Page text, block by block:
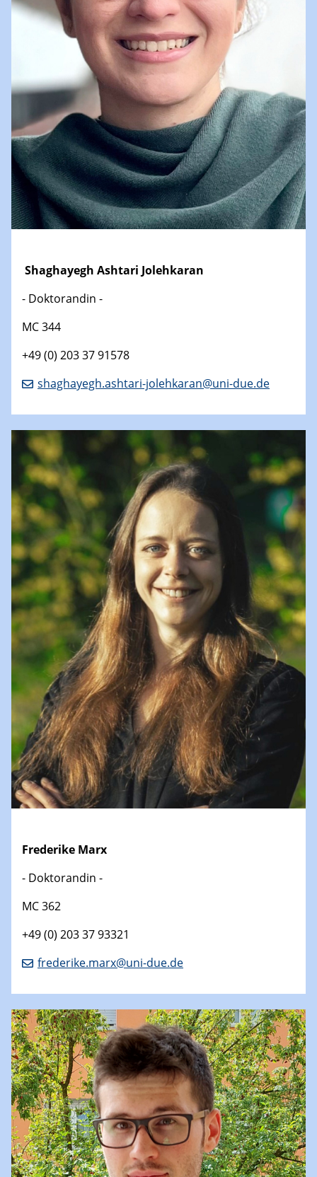
Shaghayegh Ashtari Jolehkaran
- Doktorandin -
MC 344
+49 (0) 203 37 91578
shaghayegh.ashtari-jolehkaran@uni-due.de
Frederike Marx
- Doktorandin -
MC 362
+49 (0) 203 37 93321
frederike.marx@uni-due.de